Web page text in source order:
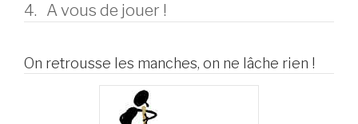
4. A vous de jouer !
On retrousse les manches, on ne lâche rien !